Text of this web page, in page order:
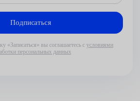
«Записаться» вы соглашаетесь с условиями
персональных данных